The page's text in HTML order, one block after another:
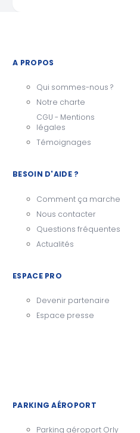
A PROPOS
Qui sommes-nous ?
Notre charte
CGU - Mentions
légales
Témoignages
BESOIN D'AIDE ?
Comment ça marche
Nous contacter
Questions fréquentes
Actualités
ESPACE PRO
Devenir partenaire
Espace presse
PARKING AÉROPORT
Parking aéroport Orly